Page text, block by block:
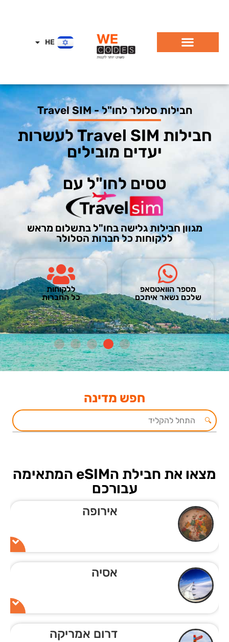
HE
EN
חבילות סלולר לחו"ל - Travel SIM
חבילות Travel SIM לעשרות
יעדים מובילים
טסים לחו"ל עם
מגוון חבילות גלישה בחו"ל בתשלום מראש
ללקוחות כל חברות הסלולר
מספר הוואטסאפ
שלכם נשאר איתכם
ללקוחות
כל החברות
חפש מדינה
🔍
מצאו את חבילת הeSIM המתאימה
עבורכם
אירופה
אסיה
דרום אמריקה